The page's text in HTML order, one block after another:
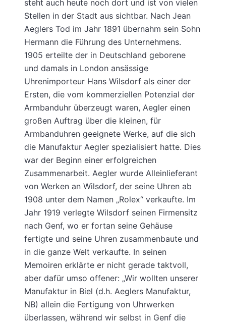
steht auch heute noch dort und ist von vielen
Stellen in der Stadt aus sichtbar. Nach Jean
Aeglers Tod im Jahr 1891 übernahm sein Sohn
Hermann die Führung des Unternehmens.
1905 erteilte der in Deutschland geborene
und damals in London ansässige
Uhrenimporteur Hans Wilsdorf als einer der
Ersten, die vom kommerziellen Potenzial der
Armbanduhr überzeugt waren, Aegler einen
großen Auftrag über die kleinen, für
Armbanduhren geeignete Werke, auf die sich
die Manufaktur Aegler spezialisiert hatte. Dies
war der Beginn einer erfolgreichen
Zusammenarbeit. Aegler wurde Alleinlieferant
von Werken an Wilsdorf, der seine Uhren ab
1908 unter dem Namen „Rolex“ verkaufte. Im
Jahr 1919 verlegte Wilsdorf seinen Firmensitz
nach Genf, wo er fortan seine Gehäuse
fertigte und seine Uhren zusammenbaute und
in die ganze Welt verkaufte. In seinen
Memoiren erklärte er nicht gerade taktvoll,
aber dafür umso offener: „Wir wollten unserer
Manufaktur in Biel (d.h. Aeglers Manufaktur,
NB) allein die Fertigung von Uhrwerken
überlassen, während wir selbst in Genf die